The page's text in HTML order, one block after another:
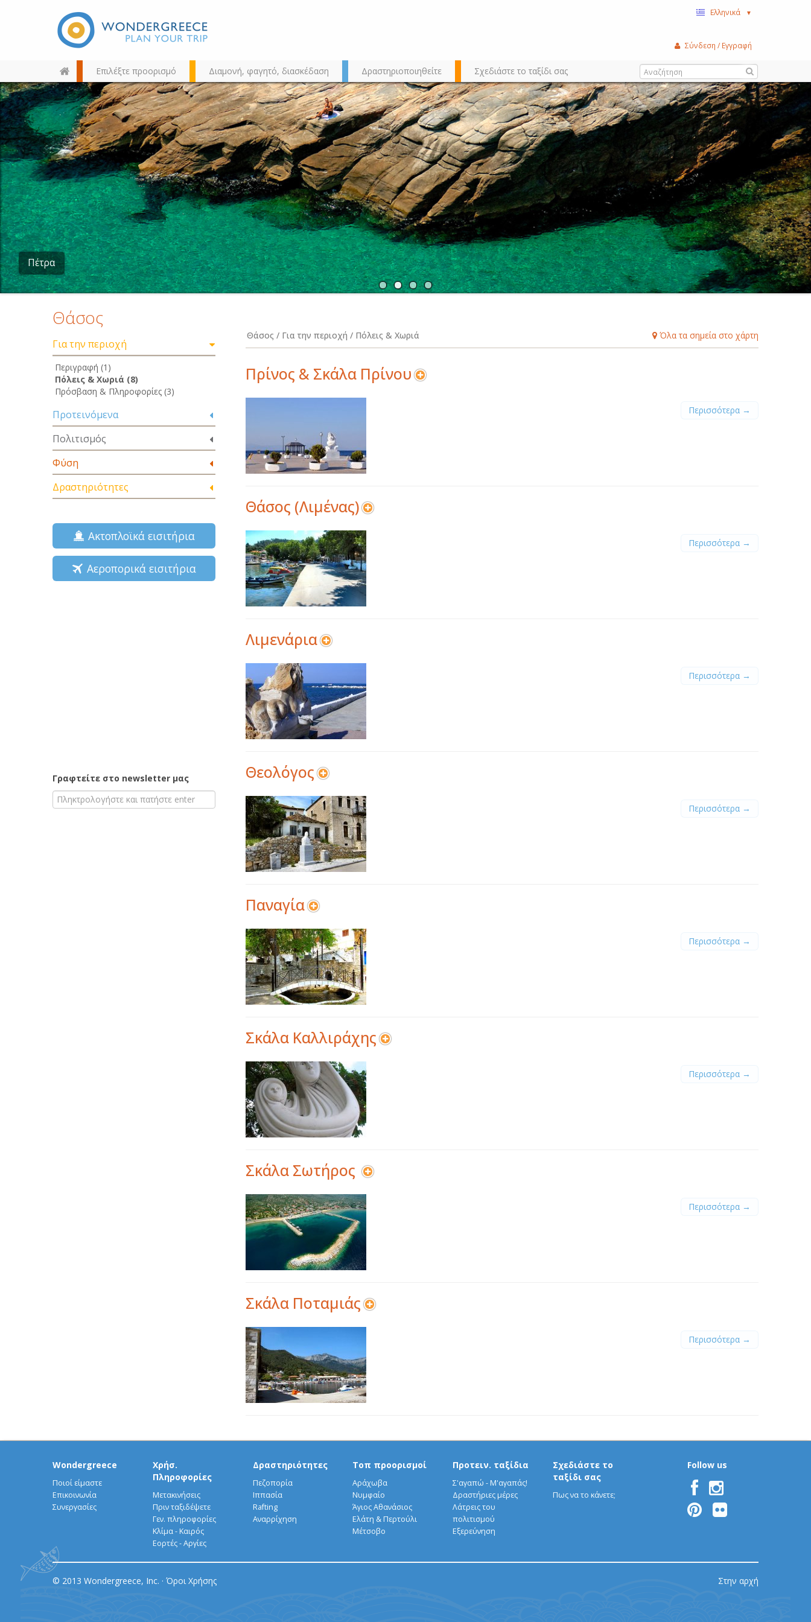
Ελληνικά ▼
Επιλέξτε προορισμό Διαμονή, φαγητό, διασκέδαση Δραστηριοποιηθείτε Σχεδιάστε το ταξίδι σας
Σύνδεση / Εγγραφή
Διαλέξτε τον προορισμό σας
από τον χάρτη, την αναζήτηση
ή αλφαβητικά
Πέτρα
Θάσος
Για την περιοχή
Περιγραφή (1)
Πόλεις & Χωριά (8)
Πρόσβαση & Πληροφορίες (3)
Προτεινόμενα
Πολιτισμός
Φύση
Δραστηριότητες
Ακτοπλοϊκά εισιτήρια
Αεροπορικά εισιτήρια
Γραφτείτε στο newsletter μας
Όλα τα σημεία στο χάρτη
Θάσος / Για την περιοχή / Πόλεις & Χωριά
Πρίνος & Σκάλα Πρίνου
Περισσότερα →
Θάσος (Λιμένας)
Περισσότερα →
Λιμενάρια
Περισσότερα →
Θεολόγος
Περισσότερα →
Παναγία
Περισσότερα →
Σκάλα Καλλιράχης
Περισσότερα →
Σκάλα Σωτήρος
Περισσότερα →
Σκάλα Ποταμιάς
Περισσότερα →
Wondergreece
Ποιοί είμαστε
Επικοινωνία
Συνεργασίες
Χρήσ.
Πληροφορίες
Μετακινήσεις
Πριν ταξιδέψετε
Γεν. πληροφορίες
Κλίμα - Καιρός
Εορτές - Αργίες
Δραστηριότητες
Πεζοπορία
Ιππασία
Rafting
Αναρρίχηση
Τοπ προορισμοί
Αράχωβα
Νυμφαίο
Άγιος Αθανάσιος
Ελάτη & Περτούλι
Μέτσοβο
Προτειν. ταξίδια
Σ'αγαπώ - Μ'αγαπάς!
Δραστήριες μέρες
Λάτρεις του
πολιτισμού
Εξερεύνηση
Σχεδιάστε το
ταξίδι σας
Πως να το κάνετε;
Follow us
Στην αρχή
© 2013 Wondergreece, Inc. · Όροι Χρήσης